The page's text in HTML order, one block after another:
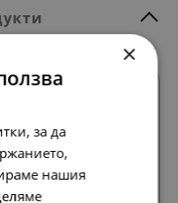
Всички продукти
×
за да
нашия